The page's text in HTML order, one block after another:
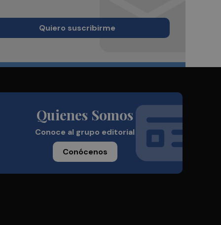
Quiero suscribirme
Quienes Somos
Conoce al grupo editorial
Conócenos